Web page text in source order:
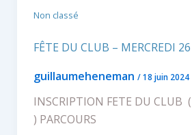
Non classé
FÊTE DU CLUB – MERCREDI
guillaumeheneman /18 juin 2024
INSCRIPTION FETE DU CLUB
) PARCOURS